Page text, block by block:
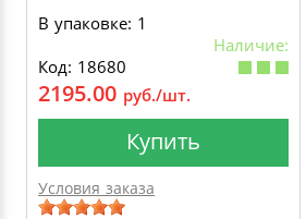
В упаковке: 1
Наличие:
Код: 18680
2195.00 руб./шт.
Купить
Условия заказа